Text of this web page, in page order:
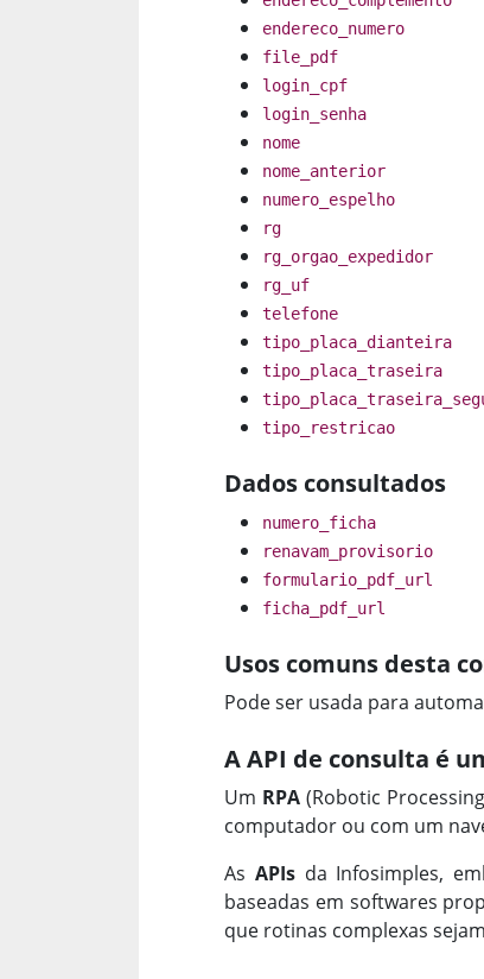
endereco_numero
file_pdf
login_cpf
login_senha
nome
nome_anterior
numero_espelho
rg
rg_orgao_expedidor
rg_uf
telefone
tipo_placa_dianteira
tipo_placa_traseira
tipo_restricao
Dados consultados
numero_ficha
renavam_provisorio
formulario_pdf_url
ficha_pdf_url
Usos comuns desta
Pode ser usada para
A API de consulta é
Um RPA (Robotic
computador ou com um
As APIsda Infosimples,
baseadas em softwares
que rotinas complexas